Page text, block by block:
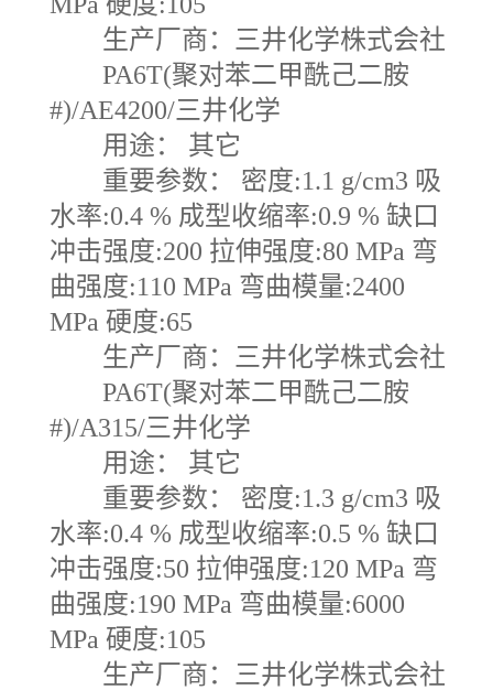
生产厂商：三井化学株式会社
PA6T(聚对苯二甲酰己二胺
#)/AE4200/三井化学
用途： 其它
重要参数： 密度:1.1 g/cm3 吸
水率:0.4 % 成型收缩率:0.9 % 缺口
冲击强度:200 拉伸强度:80 MPa 弯
曲强度:110 MPa 弯曲模量:2400
MPa 硬度:65
生产厂商：三井化学株式会社
PA6T(聚对苯二甲酰己二胺
#)/A315/三井化学
用途： 其它
重要参数： 密度:1.3 g/cm3 吸
水率:0.4 % 成型收缩率:0.5 % 缺口
冲击强度:50 拉伸强度:120 MPa 弯
曲强度:190 MPa 弯曲模量:6000
MPa 硬度:105
生产厂商：三井化学株式会社